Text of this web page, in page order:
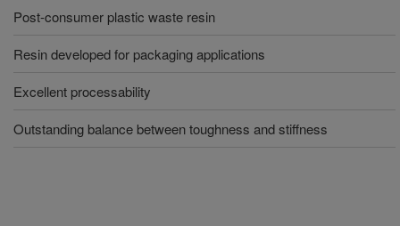
Post-consumer plastic waste resin
Resin developed for packaging applications
Excellent processability
Outstanding balance between toughness and stiffness